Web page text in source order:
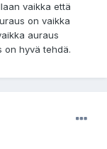
vaikka että
on vaikka
auraus
on hyvä tehdä.